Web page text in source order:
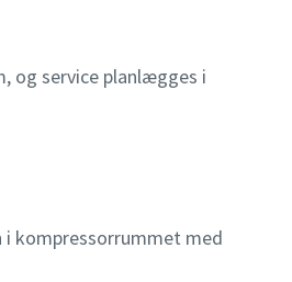
og service planlægges i
kompressorrummet med